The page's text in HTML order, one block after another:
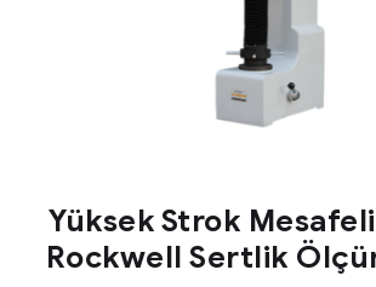
Yüksek Strok
Rockwell Sertlik